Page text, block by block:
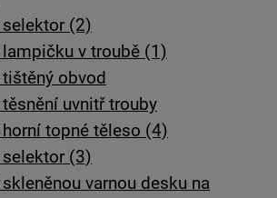
(2)
v troubě (1)
obvod
uvnitř trouby
topné těleso (4)
(3)
varnou desku na